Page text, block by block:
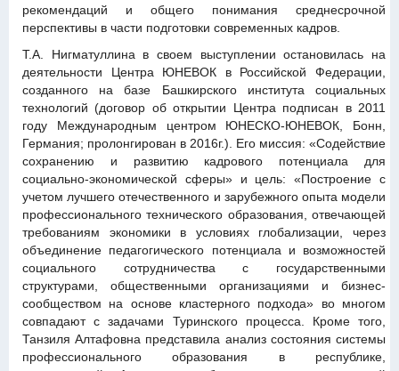
рекомендаций и общего понимания среднесрочной
перспективы в части подготовки современных кадров.
Т.А. Нигматуллина в своем выступлении остановилась на
деятельности Центра ЮНЕВОК в Российской Федерации,
созданного на базе Башкирского института социальных
технологий (договор об открытии Центра подписан в 2011
году Международным центром ЮНЕСКО-ЮНЕВОК, Бонн,
Германия; пролонгирован в 2016г.). Его миссия: «Содействие
сохранению и развитию кадрового потенциала для
социально-экономической сферы» и цель: «Построение с
учетом лучшего отечественного и зарубежного опыта модели
профессионального технического образования, отвечающей
требованиям экономики в условиях глобализации, через
объединение педагогического потенциала и возможностей
социального сотрудничества с государственными
структурами, общественными организациями и бизнес-
сообществом на основе кластерного подхода» во многом
совпадают с задачами Туринского процесса. Кроме того,
Танзиля Алтафовна представила анализ состояния системы
профессионального образования в республике,